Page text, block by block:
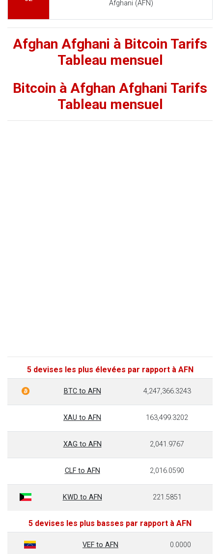
Afghani (AFN)
Afghan Afghani à Bitcoin Tarifs
Tableau mensuel
Bitcoin à Afghan Afghani Tarifs
Tableau mensuel
5 devises les plus élevées par rapport à AFN
BTC to AFN 4,247,366.3243
XAU to AFN 163,499.3202
XAG to AFN 2,041.9767
CLF to AFN 2,016.0590
KWD to AFN 221.5851
5 devises les plus basses par rapport à AFN
VEF to AFN 0.0000